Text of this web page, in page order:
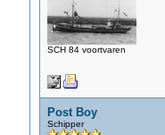
SCH 84 voortvaren
Post Boy
Schipper